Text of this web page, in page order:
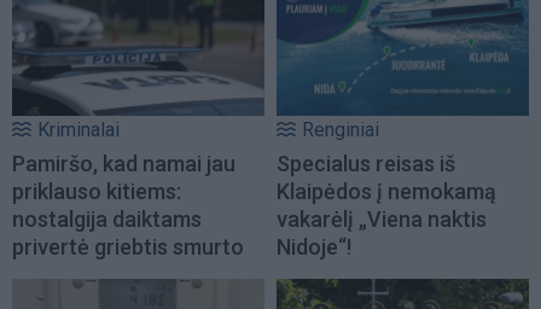
Kriminalai
Pamiršo, kad namai jau
priklauso kitiems:
nostalgija daiktams
privertė griebtis smurto
Renginiai
Specialus reisas iš
Klaipėdos į nemokamą
vakarėlį „Viena naktis
Nidoje“!